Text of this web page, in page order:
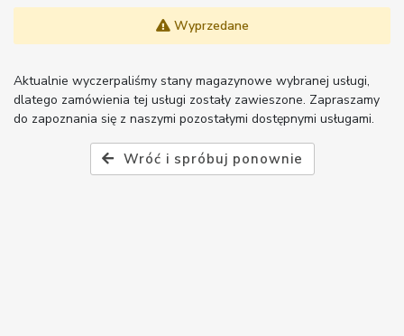
Wyprzedane
Aktualnie wyczerpaliśmy stany magazynowe wybranej usługi,
dlatego zamówienia tej usługi zostały zawieszone. Zapraszamy
do zapoznania się z naszymi pozostałymi dostępnymi usługami.
Wróć i spróbuj ponownie